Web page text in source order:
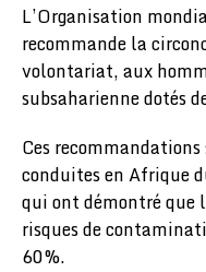
L’Organisation
recommande la
volontariat, aux
subsaharienne dotés
Ces
conduites en Afrique
qui ont démontré que
risques de
60%.